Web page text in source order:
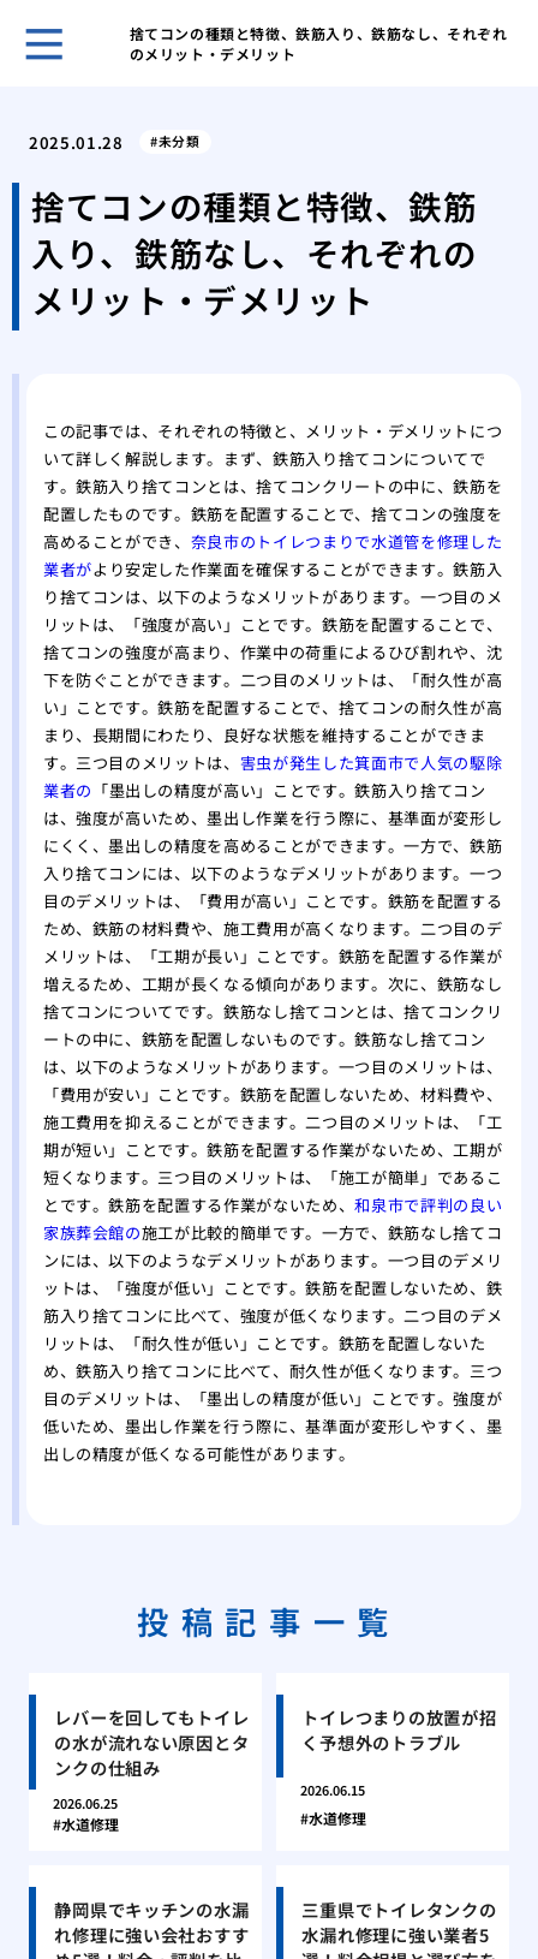
捨てコンの種類と特徴、鉄筋入り、鉄筋なし、それぞれ
のメリット・デメリット
ー
家
2025.01.28 未分類
捨てコンの種類と特徴、鉄筋
入り、鉄筋なし、それぞれの
メリット・デメリット
この記事では、それぞれの特徴と、メリット・デメリットにつ
いて詳しく解説します。まず、鉄筋入り捨てコンについてで
す。鉄筋入り捨てコンとは、捨てコンクリートの中に、鉄筋を
配置したものです。鉄筋を配置することで、捨てコンの強度を
高めることができ、 奈良市のトイレつまりで水道管を修理した
業者がより安定した作業面を確保することができます。鉄筋入
り捨てコンは、以下のようなメリットがあります。一つ目のメ
リットは、「強度が高い」ことです。鉄筋を配置することで、
捨てコンの強度が高まり、作業中の荷重によるひび割れや、沈
下を防ぐことができます。二つ目のメリットは、「耐久性が高
い」ことです。鉄筋を配置することで、捨てコンの耐久性が高
まり、長期間にわたり、良好な状態を維持することができま
す。三つ目のメリットは、 害虫が発生した箕面市で人気の駆除
業者の 「墨出しの精度が高い」ことです。鉄筋入り捨てコン
は、強度が高いため、墨出し作業を行う際に、基準面が変形し
にくく、墨出しの精度を高めることができます。一方で、鉄筋
入り捨てコンには、以下のようなデメリットがあります。一つ
目のデメリットは、「費用が高い」ことです。鉄筋を配置する
ため、鉄筋の材料費や、施工費用が高くなります。二つ目のデ
メリットは、「工期が長い」ことです。鉄筋を配置する作業が
増えるため、工期が長くなる傾向があります。次に、鉄筋なし
捨てコンについてです。鉄筋なし捨てコンとは、捨てコンクリ
ートの中に、鉄筋を配置しないものです。鉄筋なし捨てコン
は、以下のようなメリットがあります。一つ目のメリットは、
「費用が安い」ことです。鉄筋を配置しないため、材料費や、
施工費用を抑えることができます。二つ目のメリットは、「工
期が短い」ことです。鉄筋を配置する作業がないため、工期が
短くなります。三つ目のメリットは、「施工が簡単」であるこ
とです。鉄筋を配置する作業がないため、和泉市で評判の良い
家族葬会館の施工が比較的簡単です。一方で、鉄筋なし捨てコ
ンには、以下のようなデメリットがあります。一つ目のデメリ
ットは、「強度が低い」ことです。鉄筋を配置しないため、鉄
筋入り捨てコンに比べて、強度が低くなります。二つ目のデメ
リットは、「耐久性が低い」ことです。鉄筋を配置しないた
め、鉄筋入り捨てコンに比べて、耐久性が低くなります。三つ
目のデメリットは、「墨出しの精度が低い」ことです。強度が
低いため、墨出し作業を行う際に、基準面が変形しやすく、墨
出しの精度が低くなる可能性があります。
投稿記事一覧
レバーを回してもトイレ
の水が流れない原因とタ
ンクの仕組み
2026.06.25
水道修理
トイレつまりの放置が招
く予想外のトラブル
2026.06.15
水道修理
静岡県でキッチンの水漏
れ修理に強い会社おすす
三重県でトイレタンクの
水漏れ修理に強い業者5